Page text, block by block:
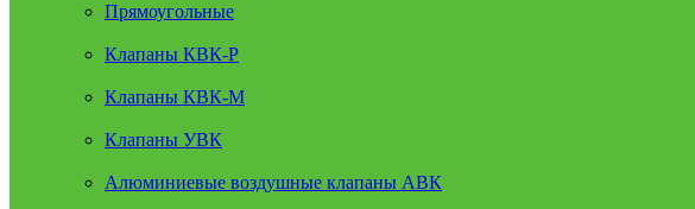
Прямоугольные
Клапаны КВК-Р
Клапаны КВК-М
Клапаны УВК
Алюминиевые воздушные клапаны АВК